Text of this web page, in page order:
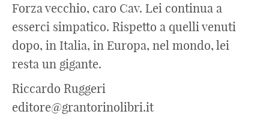
Forza vecchio, caro Cav. Lei continua a
esserci simpatico. Rispetto a quelli venuti
dopo, in Italia, in Europa, nel mondo, lei
resta un gigante.
Riccardo Ruggeri
editore@grantorinolibri.it